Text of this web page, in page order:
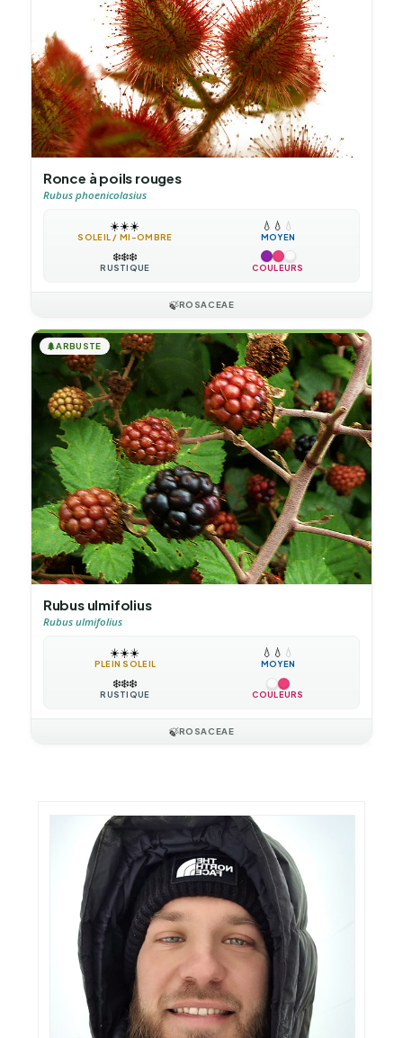
Ronce à poils rouges
Rubus phoenicolasius
☀️☀️☀️
SOLEIL / MI-OMBRE
💧 💧 💧
MOYEN
❄️❄️❄️
RUSTIQUE COULEURS
🍃ROSACEAE
🌲ARBUSTE
Rubus ulmifolius
Rubus ulmifolius
☀️☀️☀️
PLEIN SOLEIL
💧 💧 💧
MOYEN
❄️❄️❄️
RUSTIQUE COULEURS
🍃ROSACEAE